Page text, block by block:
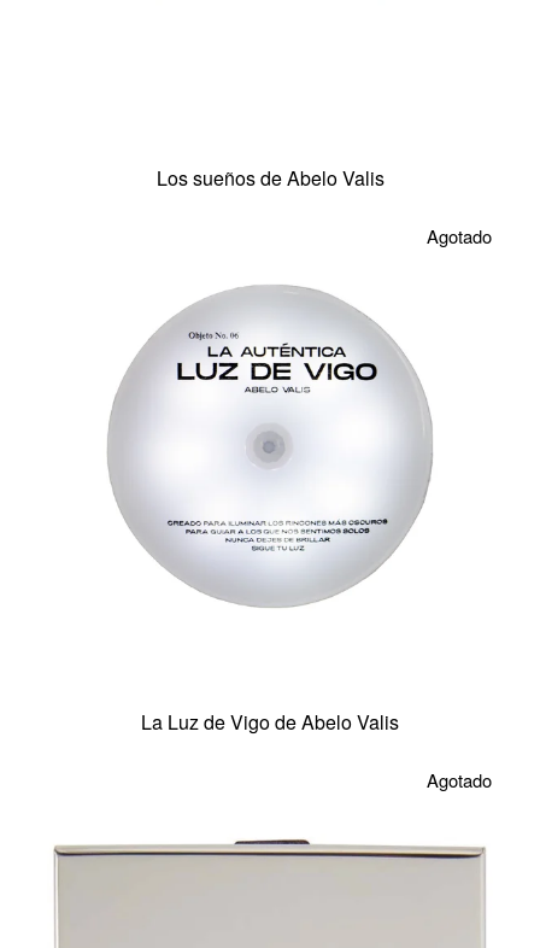
Los sueños de Abelo Valis
Agotado
La Luz de Vigo de Abelo Valis
Agotado